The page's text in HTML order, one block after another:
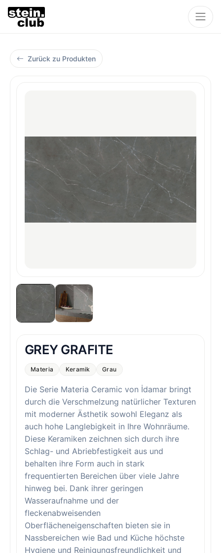
Zurück zu Produkten
GREY GRAFITE
Materia Keramik Grau
Die Serie Materia Ceramic von İdamar bringt
durch die Verschmelzung natürlicher Texturen
mit moderner Ästhetik sowohl Eleganz als
auch hohe Langlebigkeit in Ihre Wohnräume.
Diese Keramiken zeichnen sich durch ihre
Schlag- und Abriebfestigkeit aus und
behalten ihre Form auch in stark
frequentierten Bereichen über viele Jahre
hinweg bei. Dank ihrer geringen
Wasseraufnahme und der
fleckenabweisenden
Oberflächeneigenschaften bieten sie in
Nassbereichen wie Bad und Küche höchste
Hygiene und Reinigungsfreundlichkeit und